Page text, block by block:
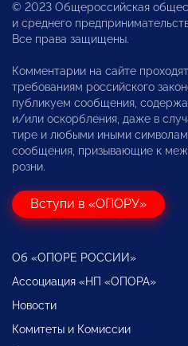
© 2023 Общероссийская
и среднего
Все права защищены.
Комментарии на сайте
требованиям российского
публикуем сообщения,
и/или оскорбления, даже в
тире и любыми иными
сообщения, призывающие к
розни.
Вступи в «ОПОРУ»
Об «ОПОРЕ РОССИИ»
Ассоциация «НП «ОПОРА»
Новости
Комитеты и Комиссии